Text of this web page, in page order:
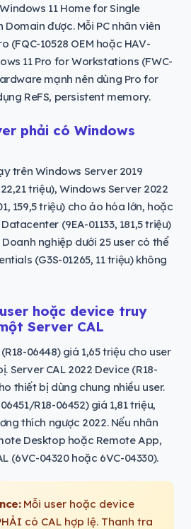
11 Home for Single
Domain được. Mỗi PC nhân viên
(FQC-10528 OEM hoặc HAV-
11 Pro for Workstations (FWC-
mạnh nên dùng Pro for
ReFS, persistent memory.
phải có Windows
trên Windows Server 2019
triệu), Windows Server 2022
159,5 triệu) cho ảo hóa lớn, hoặc
(9EA-01133, 181,5 triệu)
nghiệp dưới 25 user có thể
(G3S-01265, 11 triệu) không
hoặc device truy
Server CAL
06448) giá 1,65 triệu cho user
Server CAL 2022 Device (R18-
thiết bị dùng chung nhiều user.
R18-06452) giá 1,81 triệu,
thích ngược 2022. Nếu nhân
Desktop hoặc Remote App,
(6VC-04320 hoặc 6VC-04330).
Mỗi user hoặc device
có CAL hợp lệ. Thanh tra